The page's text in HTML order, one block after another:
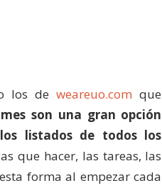
los deweareuo.com que
son una gran opción
listados de todos los
que hacer, las tareas, las
forma al empezar cada